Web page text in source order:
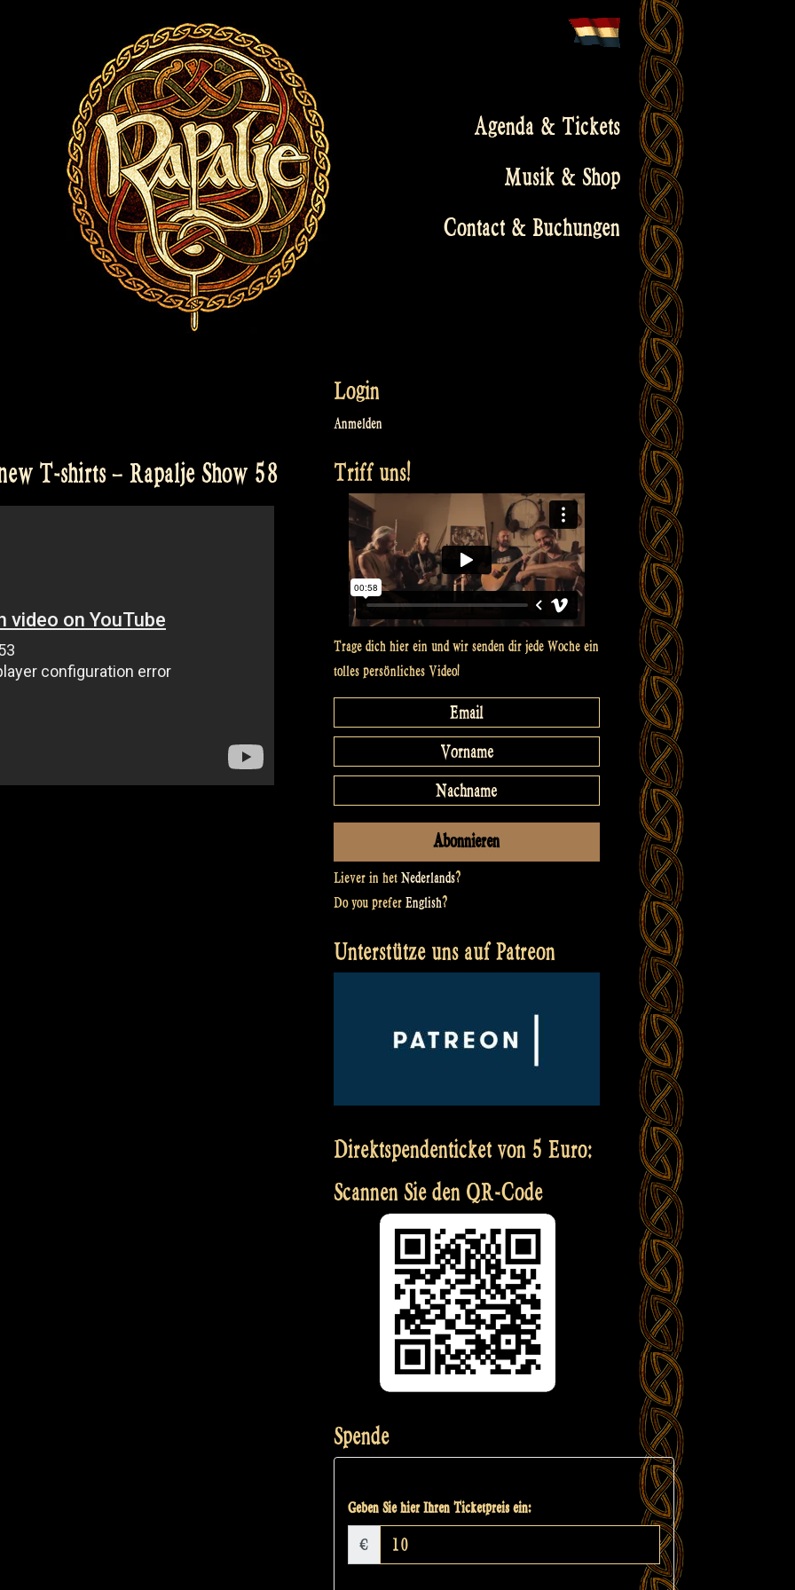
Agenda & Tickets
Musik & Shop
Contact & Buchungen
T-shirts – Rapalje Show 58
Login
Anmelden
Triff uns!
Trage dich hier ein und wir senden dir jede Woche ein
tolles persönliches Video!
Liever in het Nederlands?
Do you prefer English?
Unterstütze uns auf Patreon
Direktspendenticket von 5 Euro:
Scannen Sie den QR-Code
Spende
Geben Sie hier Ihren Ticketpreis ein:
€